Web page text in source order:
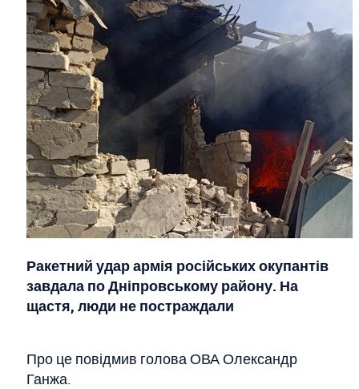
Ракетний удар армія російських окупантів
завдала по Дніпровському району. На
щастя, люди не постраждали
Про це повідмив голова ОВА Олександр
Ганжа.